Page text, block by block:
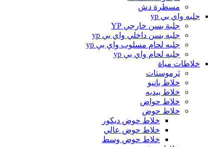
مسطرة دش
جلبه واي بي yp
جلبة بسن خارجي YP
جلبه بسن داخلي واي بي yp
جلبه لحام مسلوب واي بي yp
جلبه لحام واي بي yp
خلاطات مياة
ثرموستات
خلاط بانيو
خلاط بيديه
خلاط حواض
خلاط حوض
خلاط حوض ديكور
خلاط حوض عالي
خلاط حوض وسط